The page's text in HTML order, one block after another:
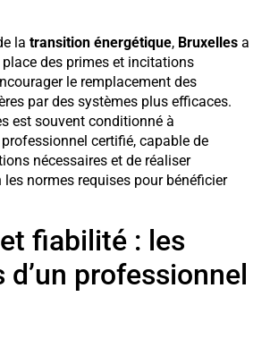
la transition énergétique, Bruxelles a
des primes et incitations
le remplacement des
par des systèmes plus efficaces.
est souvent conditionné à
professionnel certifié, capable de
nécessaires et de réaliser
les normes requises pour bénéficier
fiabilité : les
d’un professionnel